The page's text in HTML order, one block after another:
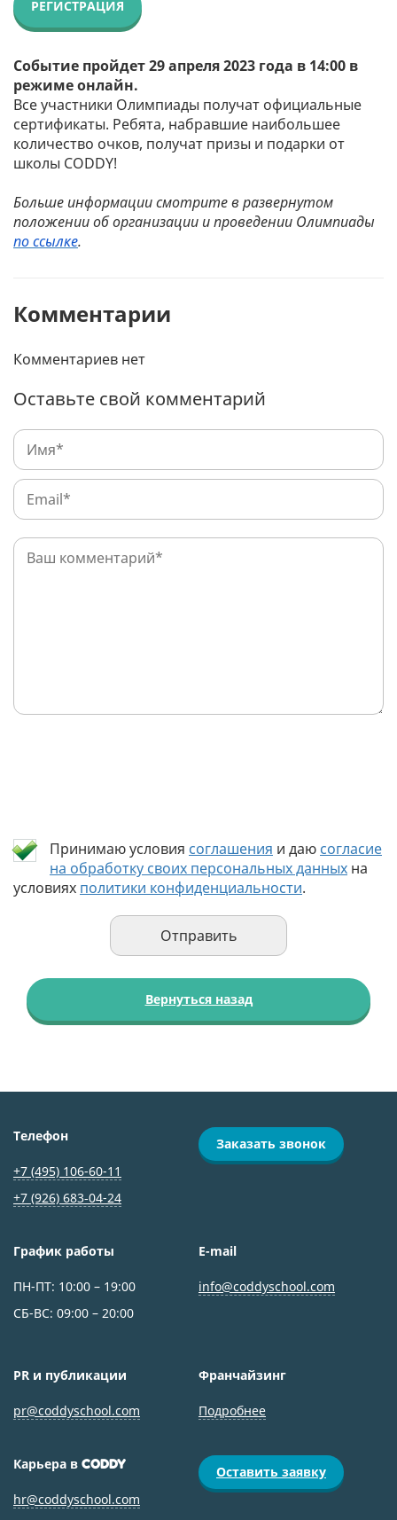
РЕГИСТРАЦИЯ
Событие пройдет 29 апреля 2023 года в 14:00 в
режиме онлайн.
Все участники Олимпиады получат официальные
сертификаты. Ребята, набравшие наибольшее
количество очков, получат призы и подарки от
школы CODDY!
Больше информации смотрите в развернутом
положении об организации и проведении Олимпиады
по ссылке.
Комментарии
Комментариев нет
Оставьте свой комментарий
Принимаю условия соглашения и даю согласие
на обработку своих персональных данных на
условиях политики конфиденциальности.
Вернуться назад
Телефон
+7 (495) 106-60-11
+7 (926) 683‑04-24
Заказать звонок
График работы
ПН-ПТ: 10:00 – 19:00
СБ-ВС: 09:00 – 20:00
E-mail
info@coddyschool.com
PR и публикации
pr@coddyschool.com
Франчайзинг
Подробнее
Карьера в CODDY
hr@coddyschool.com
Оставить заявку